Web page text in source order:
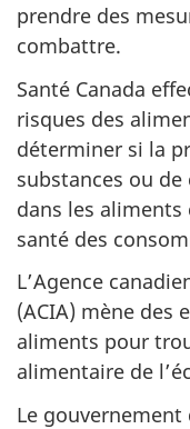
prendre des
combattre.
Santé Canada
risques des
déterminer si la
substances ou
dans les
santé des
L’Agence
(ACIA) mène des
aliments pour
alimentaire de
Le gouvernement